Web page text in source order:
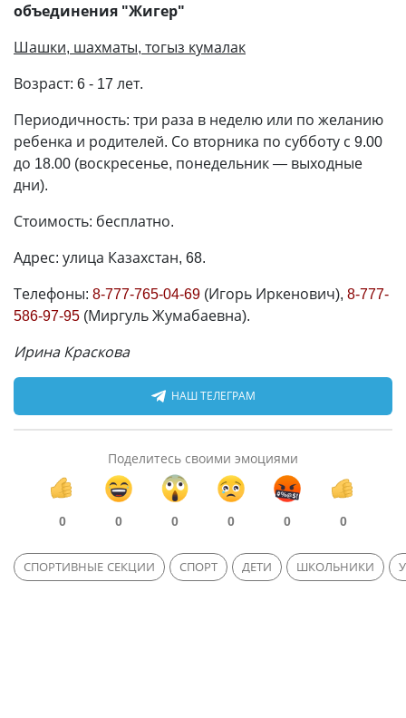
объединения "Жигер"
Шашки, шахматы, тогыз кумалак
Возраст: 6 - 17 лет.
Периодичность: три раза в неделю или по желанию
ребенка и родителей. Со вторника по субботу с 9.00
до 18.00 (воскресенье, понедельник— выходные
дни).
Стоимость: бесплатно.
Адрес: улица Казахстан, 68.
Телефоны: 8-777-765-04-69 (Игорь Иркенович), 8-777-
586-97-95 (Миргуль Жумабаевна).
Ирина Краскова
НАШ ТЕЛЕГРАМ
Поделитесь своими эмоциями
0 0 0 0 0 0
СПОРТИВНЫЕ СЕКЦИИ СПОРТ ДЕТИ ШКОЛЬНИКИ